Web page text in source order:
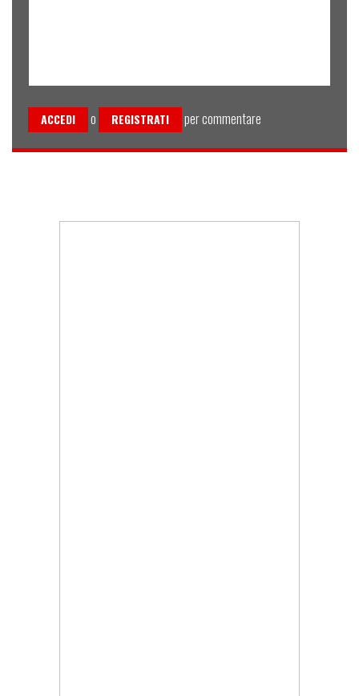
ACCEDI o REGISTRATI per commentare